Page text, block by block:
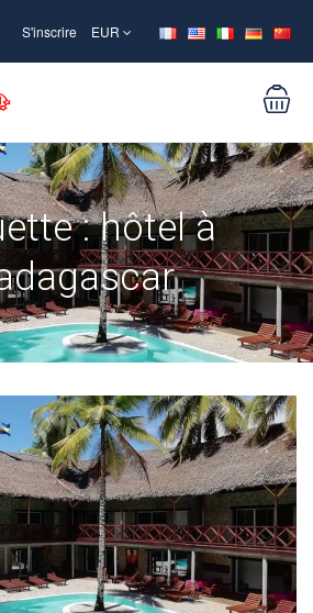
S'inscrire EUR
:hôtel à